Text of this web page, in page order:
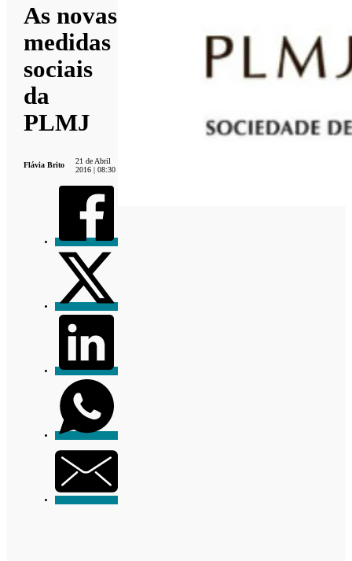
As novas
medidas
sociais
da
PLMJ
Flávia Brito
21 de Abril
2016 | 08:30